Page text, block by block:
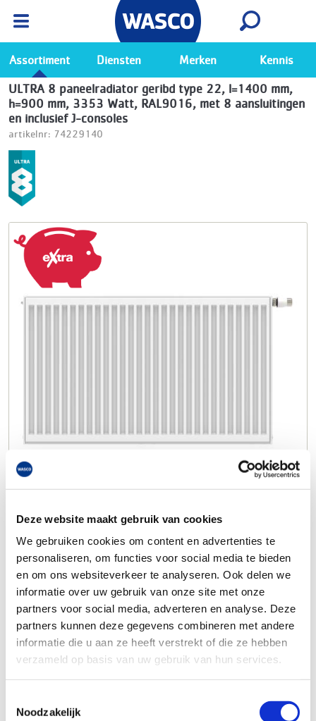
Deze website maakt gebruik van cookies
We gebruiken cookies om content en advertenties te
personaliseren, om functies voor social media te bieden
en om ons websiteverkeer te analyseren. Ook delen we
informatie over uw gebruik van onze site met onze
partners voor social media, adverteren en analyse. Deze
partners kunnen deze gegevens combineren met andere
informatie die u aan ze heeft verstrekt of die ze hebben
verzameld op basis van uw gebruik van hun services.
Noodzakelijk
Ga naar de Wasco app
Bekijk
Assortiment Diensten Merken Kennis
ULTRA 8 paneelradiator geribd type 22, l=1400 mm,
h=900 mm, 3353 Watt, RAL9016, met 8 aansluitingen
en inclusief J-consoles
artikelnr: 74229140